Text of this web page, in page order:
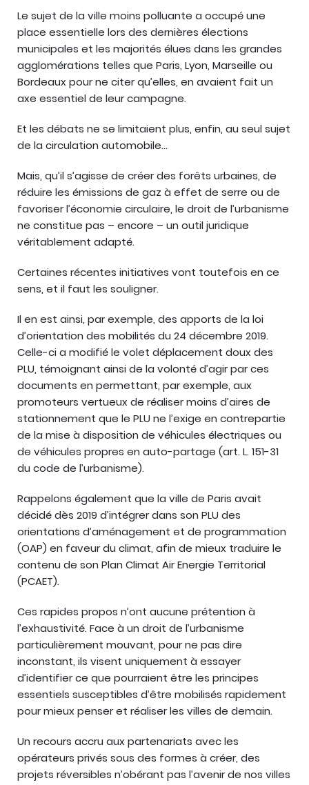
Le sujet de la ville moins polluante a occupé une
place essentielle lors des dernières élections
municipales et les majorités élues dans les grandes
agglomérations telles que Paris, Lyon, Marseille ou
Bordeaux pour ne citer qu’elles, en avaient fait un
axe essentiel de leur campagne.
Et les débats ne se limitaient plus, enfin, au seul sujet
de la circulation automobile…
Mais, qu’il s’agisse de créer des forêts urbaines, de
réduire les émissions de gaz à effet de serre ou de
favoriser l’économie circulaire, le droit de l’urbanisme
ne constitue pas – encore – un outil juridique
véritablement adapté.
Certaines récentes initiatives vont toutefois en ce
sens, et il faut les souligner.
Il en est ainsi, par exemple, des apports de la loi
d’orientation des mobilités du 24 décembre 2019.
Celle-ci a modifié le volet déplacement doux des
PLU, témoignant ainsi de la volonté d’agir par ces
documents en permettant, par exemple, aux
promoteurs vertueux de réaliser moins d’aires de
stationnement que le PLU ne l’exige en contrepartie
de la mise à disposition de véhicules électriques ou
de véhicules propres en auto-partage (art. L. 151-31
du code de l’urbanisme).
Rappelons également que la ville de Paris avait
décidé dès 2019 d’intégrer dans son PLU des
orientations d’aménagement et de programmation
(OAP) en faveur du climat, afin de mieux traduire le
contenu de son Plan Climat Air Energie Territorial
(PCAET).
Ces rapides propos n’ont aucune prétention à
l’exhaustivité. Face à un droit de l’urbanisme
particulièrement mouvant, pour ne pas dire
inconstant, ils visent uniquement à essayer
d’identifier ce que pourraient être les principes
essentiels susceptibles d’être mobilisés rapidement
pour mieux penser et réaliser les villes de demain.
Un recours accru aux partenariats avec les
opérateurs privés sous des formes à créer, des
projets réversibles n’obérant pas l’avenir de nos villes